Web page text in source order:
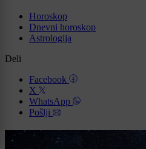
Horoskop
Dnevni horoskop
Astrologija
Deli
Facebook
X
WhatsApp
Pošlji